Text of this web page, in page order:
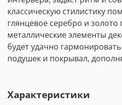
классическую стилистику
глянцевое серебро и
металлические элементы
будет удачно
подушек и покрывал,
Характеристики